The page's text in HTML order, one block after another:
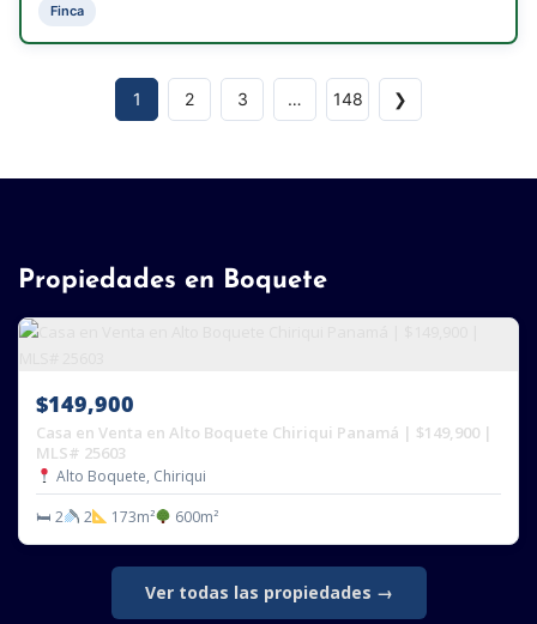
Finca
1 2 3 … 148 ❯
Propiedades en Boquete
$149,900
Casa en Venta en Alto Boquete Chiriqui Panamá | $149,900 |
MLS# 25603
Alto Boquete, Chiriqui
🛏 2
2 173m² 600m²
Ver todas las propiedades →